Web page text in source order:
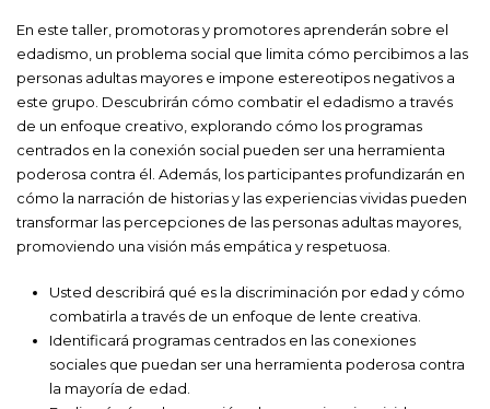
En este taller, promotoras y promotores aprenderán sobre el
edadismo, un problema social que limita cómo percibimos a las
personas adultas mayores e impone estereotipos negativos a
este grupo. Descubrirán cómo combatir el edadismo a través
de un enfoque creativo, explorando cómo los programas
centrados en la conexión social pueden ser una herramienta
poderosa contra él. Además, los participantes profundizarán en
cómo la narración de historias y las experiencias vividas pueden
transformar las percepciones de las personas adultas mayores,
promoviendo una visión más empática y respetuosa.
Usted describirá qué es la discriminación por edad y cómo
combatirla a través de un enfoque de lente creativa.
Identificará programas centrados en las conexiones
sociales que puedan ser una herramienta poderosa contra
la mayoría de edad.